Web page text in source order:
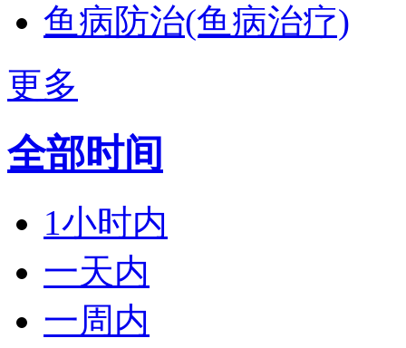
鱼病防治(鱼病治疗)
更多
全部时间
1小时内
一天内
一周内